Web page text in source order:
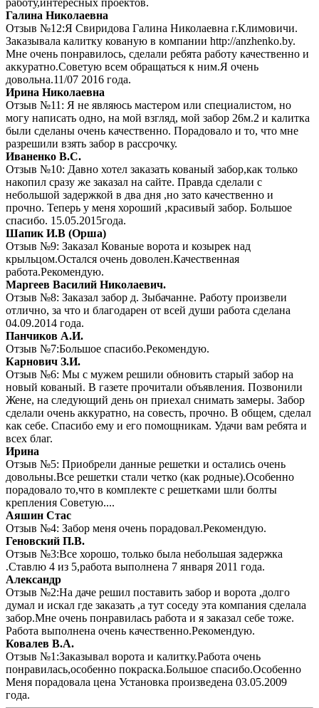
работу,интересных проектов.
Галина Николаевна
Отзыв №12:Я Свиридова Галина Николаевна г.Климовичи.
Заказывала калитку кованую в компании http://anzhenko.by.
Мне очень понравилось, сделали ребята работу качественно и
аккуратно.Советую всем обращаться к ним.Я очень
довольна.11/07 2016 года.
Ирина Николаевна
Отзыв №11: Я не являюсь мастером или специалистом, но
могу написать одно, на мой взгляд, мой забор 26м.2 и калитка
были сделаны очень качественно. Порадовало и то, что мне
разрешили взять забор в рассрочку.
Иваненко В.С.
Отзыв №10: Давно хотел заказать кованый забор,как только
накопил сразу же заказал на сайте. Правда сделали с
небольшой задержкой в два дня ,но зато качественно и
прочно. Теперь у меня хороший ,красивый забор. Большое
спасибо. 15.05.2015года.
Шапик И.В (Орша)
Отзыв №9: Заказал Кованые ворота и козырек над
крыльцом.Остался очень доволен.Качественная
работа.Рекомендую.
Маргеев Василий Николаевич.
Отзыв №8: Заказал забор д. Зыбачанне. Работу произвели
отлично, за что и благодарен от всей души работа сделана
04.09.2014 года.
Панчиков А.И.
Отзыв №7:Большое спасибо.Рекомендую.
Карнович З.И.
Отзыв №6: Мы с мужем решили обновить старый забор на
новый кованый. В газете прочитали объявления. Позвонили
Жене, на следующий день он приехал снимать замеры. Забор
сделали очень аккуратно, на совесть, прочно. В общем, сделал
как себе. Спасибо ему и его помощникам. Удачи вам ребята и
всех благ.
Ирина
Отзыв №5: Приобрели данные решетки и остались очень
довольны.Все решетки стали четко (как родные).Особенно
порадовало то,что в комплекте с решетками шли болты
крепления Советую....
Аяшин Стас
Отзыв №4: Забор меня очень порадовал.Рекомендую.
Геновский П.В.
Отзыв №3:Все хорошо, только была небольшая задержка
.Ставлю 4 из 5,работа выполнена 7 января 2011 года.
Александр
Отзыв №2:На даче решил поставить забор и ворота ,долго
думал и искал где заказать ,а тут соседу эта компания сделала
забор.Мне очень понравилась работа и я заказал себе тоже.
Работа выполнена очень качественно.Рекомендую.
Ковалев В.А.
Отзыв №1:Заказывал ворота и калитку.Работа очень
понравилась,особенно покраска.Большое спасибо.Особенно
Меня порадовала цена Установка произведена 03.05.2009
года.